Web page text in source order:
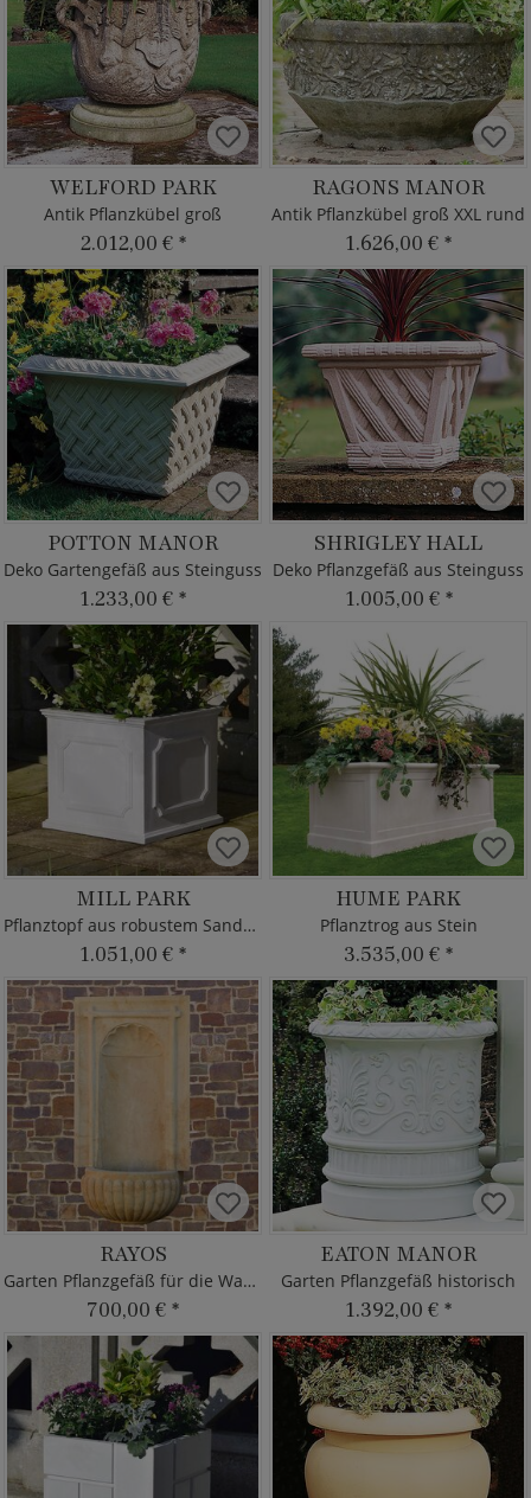
WELFORD PARK
Antik Pflanzkübel groß
2.012,00 € *
RAGONS MANOR
Antik Pflanzkübel groß XXL rund
1.626,00 € *
POTTON MANOR
Deko Gartengefäß aus Steinguss
1.233,00 € *
SHRIGLEY HALL
Deko Pflanzgefäß aus Steinguss
1.005,00 € *
MILL PARK
Pflanztopf aus robustem Sandstein
1.051,00 € *
HUME PARK
Pflanztrog aus Stein
3.535,00 € *
RAYOS
Garten Pflanzgefäß für die Wand
700,00 € *
EATON MANOR
Garten Pflanzgefäß historisch
1.392,00 € *